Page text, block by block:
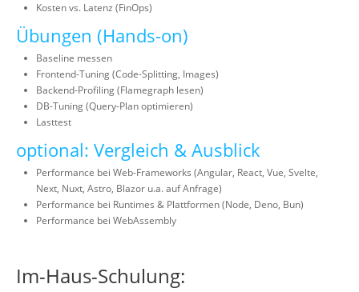
Kosten vs. Latenz (FinOps)
Übungen (Hands-on)
Baseline messen
Frontend-Tuning (Code-Splitting, Images)
Backend-Profiling (Flamegraph lesen)
DB-Tuning (Query-Plan optimieren)
Lasttest
optional: Vergleich & Ausblick
Performance bei Web-Frameworks (Angular, React, Vue, Svelte,
Next, Nuxt, Astro, Blazor u.a. auf Anfrage)
Performance bei Runtimes & Plattformen (Node, Deno, Bun)
Performance bei WebAssembly
Im-Haus-Schulung: